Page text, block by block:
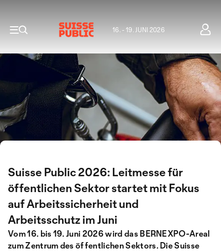
16. - 19. JUNI 2026
Suisse Public 2026: Leitmesse für
öffentlichen Sektor startet mit Fokus
auf Arbeitssicherheit und
Arbeitsschutz im Juni
Vom 16. bis 19. Juni 2026 wird das BERNEXPO-Areal
zum Zentrum des öffentlichen Sektors. Die Suisse